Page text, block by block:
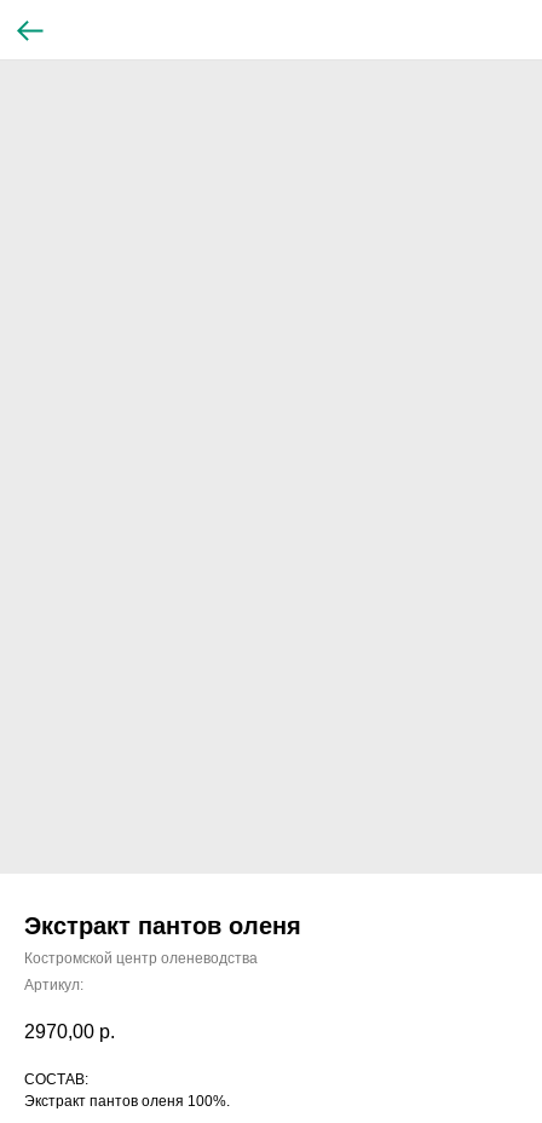
Экстракт пантов оленя
Костромской центр оленеводства
Артикул:
2970,00 р.
СОСТАВ:
Экстракт пантов оленя 100%.